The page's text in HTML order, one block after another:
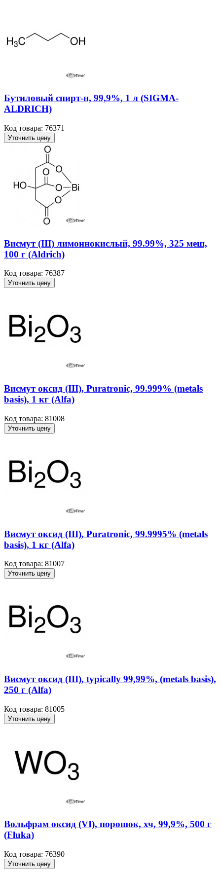
Бутиловый спирт-н, 99,9%, 1 л (SIGMA-
ALDRICH)
Код товара: 76371
Уточнить цену
Висмут (III) лимоннокислый, 99.99%, 325 меш,
100 г (Aldrich)
Код товара: 76387
Уточнить цену
Висмут оксид (III), Puratronic, 99.999% (metals
basis), 1 кг (Alfa)
Код товара: 81008
Уточнить цену
Висмут оксид (III), Puratronic, 99.9995% (metals
basis), 1 кг (Alfa)
Код товара: 81007
Уточнить цену
Висмут оксид (III), typically 99,99%, (metals basis),
250 г (Alfa)
Код товара: 81005
Уточнить цену
Вольфрам оксид (VI), порошок, хч, 99,9%, 500 г
(Fluka)
Код товара: 76390
Уточнить цену